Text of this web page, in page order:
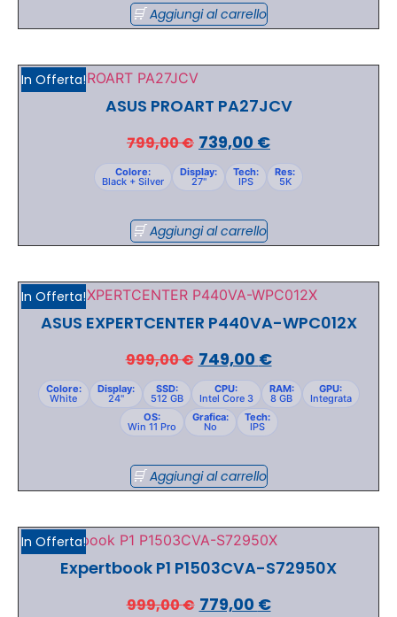
Aggiungi al carrello
In Offerta!
ASUS PROART PA27JCV
799,00€ 739,00 €
Colore:
Black + Silver
Display:
27"
Tech:
IPS
Res:
5K
Aggiungi al carrello
In Offerta!
ASUS EXPERTCENTER P440VA-WPC012X
999,00€ 749,00 €
Colore:
White
Display:
24"
SSD:
512 GB
CPU:
Intel Core 3
RAM:
8 GB
GPU:
Integrata
OS:
Win 11 Pro
Grafica:
No
Tech:
IPS
Aggiungi al carrello
In Offerta!
Expertbook P1 P1503CVA-S72950X
999,00€ 779,00 €